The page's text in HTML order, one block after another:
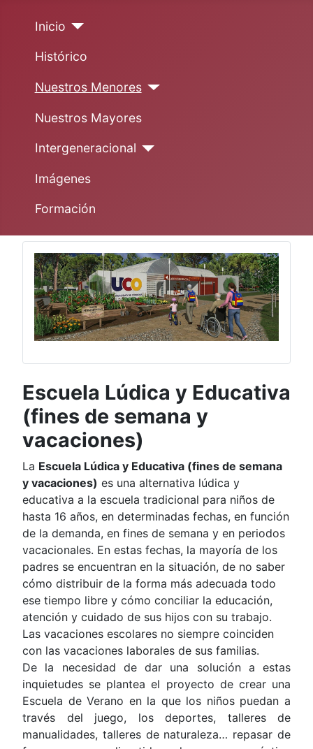
Inicio
Histórico
Nuestros Menores
Nuestros Mayores
Intergeneracional
Imágenes
Formación
Escuela Lúdica y Educativa
(fines de semana y
vacaciones)
La Escuela Lúdica y Educativa (fines de semana
y vacaciones) es una alternativa lúdica y
educativa a la escuela tradicional para niños de
hasta 16 años, en determinadas fechas, en función
de la demanda, en fines de semana y en periodos
vacacionales. En estas fechas, la mayoría de los
padres se encuentran en la situación, de no saber
cómo distribuir de la forma más adecuada todo
ese tiempo libre y cómo conciliar la educación,
atención y cuidado de sus hijos con su trabajo.
Las vacaciones escolares no siempre coinciden
con las vacaciones laborales de sus familias.
De la necesidad de dar una solución a estas
inquietudes se plantea el proyecto de crear una
Escuela de Verano en la que los niños puedan a
través del juego, los deportes, talleres de
manualidades, talleres de naturaleza… repasar de